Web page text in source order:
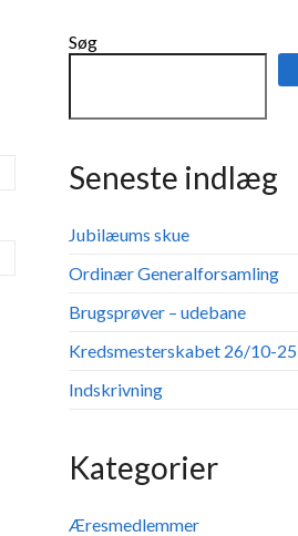
Søg
Seneste indlæg
Jubilæums skue
Ordinær Generalforsamling
Brugsprøver – udebane
Kredsmesterskabet 26/10-25
Indskrivning
Kategorier
Æresmedlemmer